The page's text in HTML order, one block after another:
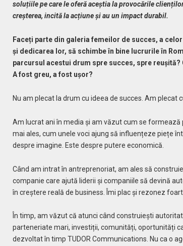
soluțiile pe care le oferă aceștia la provocările
creșterea, incită la acțiune și au un impact durabil.
Faceți parte din galeria femeilor de succes, a
și dedicarea lor, să schimbe în bine lucrurile în
parcursul acestui drum spre succes, spre
A fost greu, a fost ușor?
Nu am plecat la drum cu ideea de succes. Am plecat
Am lucrat ani în media și am văzut cum se
mai ales, cum unele voci ajung să influențeze piețe
despre imagine. Este despre putere economică.
Când am intrat în antreprenoriat, am ales să
companie care ajută liderii și companiile să devină
în creștere reală de business. Îmi plac și rezonez
În timp, am văzut că atunci când construiești
parteneriate mari, investiții, comunități, oportunități
dezvoltat în timp TUDOR Communications. Nu ca o